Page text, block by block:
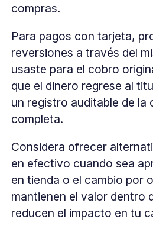
compras.
Para pagos con tarjeta,
reversiones a través del
usaste para el cobro
que el dinero regrese al
un registro auditable de la
completa.
Considera ofrecer
en efectivo cuando sea
en tienda o el cambio por
mantienen el valor dentro
reducen el impacto en tu